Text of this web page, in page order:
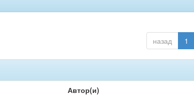
назад 1
Автор(и)